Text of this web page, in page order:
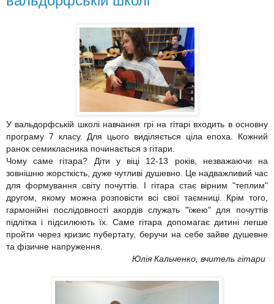
У вальдорфській школі навчання грі на гітарі входить в основну
програму 7 класу. Для цього виділяється ціла епоха. Кожний
ранок семикласника починається з гітари.
Чому саме гітара? Діти у віці 12-13 років, незважаючи на
зовнішню жорсткість, дуже чутливі душевно. Це надважливий час
для формування світу почуттів. І гітара стає вірним "теплим"
другом, якому можна розповісти всі свої таємниці. Крім того,
гармонійні послідовності акордів служать "їжею" для почуттів
підлітка і підсилюють їх. Саме гітара допомагає дитині легше
пройти через кризис пубертату, беручи на себе зайве душевне
та фізичне напруження.
Юлія Кальченко, вчитель гітари